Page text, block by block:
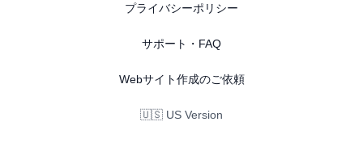
プライバシーポリシー
サポート・FAQ
Webサイト作成のご依頼
🇺🇸 US Version